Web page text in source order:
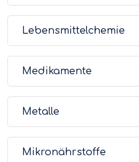
Lebensmittelchemie
Medikamente
Metalle
Mikronährstoffe